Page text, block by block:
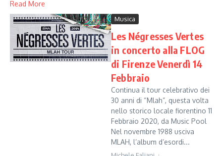
Read More
Musica
Les Négresses Vertes
in concerto alla FLOG
di Firenze Venerdì 14
Febbraio
Continua il tour celebrativo dei
30 anni di “Mlah”, questa volta
nello storico locale fiorentino 11
Febbraio 2020, da Music Pool
Nel novembre 1988 usciva
MLAH, l’album d’esordi...